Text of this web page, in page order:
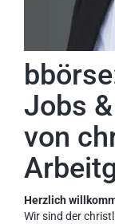
Jobs
von
Herzlich
Wir sind der